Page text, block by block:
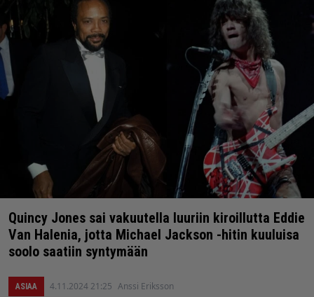
Quincy Jones sai vakuutella luuriin kiroillutta Eddie
Van Halenia, jotta Michael Jackson -hitin kuuluisa
soolo saatiin syntymään
ASIAA 4.11.2024 21:25 Anssi Eriksson